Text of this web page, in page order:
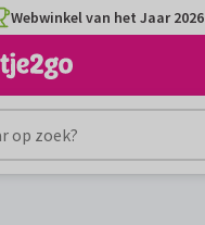
Webwinkel van het Jaar 2026